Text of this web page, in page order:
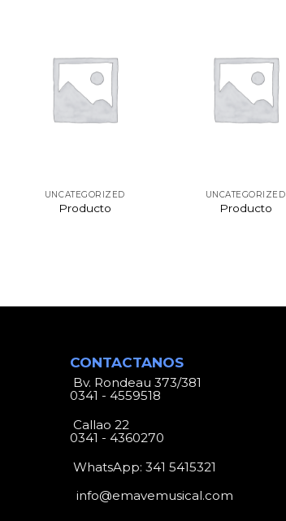
UNCATEGORIZED
Producto
UNCATEGORIZED
Producto
CONTACTANOS
Bv. Rondeau 373/381
0341 - 4559518
Callao 22
0341 - 4360270
WhatsApp:341 5415321
info@emavemusical.com